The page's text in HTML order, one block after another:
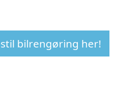
bilrengøring her!